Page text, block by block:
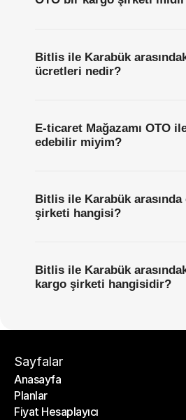
Bitlis ile Karabük
ücretleri nedir?
E-ticaret Mağazamı OTO
edebilir miyim?
Bitlis ile Karabük
şirketi hangisi?
Bitlis ile Karabük
kargo şirketi hangisidir?
Sayfalar
Anasayfa
Anasayfa
Planlar
Planlar
Fiyat Hesaplayıcı